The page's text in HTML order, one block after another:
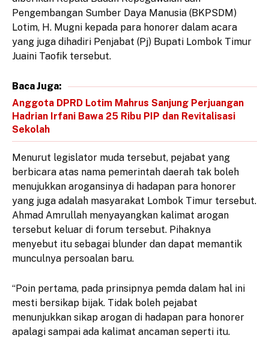
Pengembangan Sumber Daya Manusia (BKPSDM)
Lotim, H. Mugni kepada para honorer dalam acara
yang juga dihadiri Penjabat (Pj) Bupati Lombok Timur
Juaini Taofik tersebut.
Baca Juga:
Anggota DPRD Lotim Mahrus Sanjung Perjuangan
Hadrian Irfani Bawa 25 Ribu PIP dan Revitalisasi
Sekolah
Menurut legislator muda tersebut, pejabat yang
berbicara atas nama pemerintah daerah tak boleh
menujukkan arogansinya di hadapan para honorer
yang juga adalah masyarakat Lombok Timur tersebut.
Ahmad Amrullah menyayangkan kalimat arogan
tersebut keluar di forum tersebut. Pihaknya
menyebut itu sebagai blunder dan dapat memantik
munculnya persoalan baru.
“Poin pertama, pada prinsipnya pemda dalam hal ini
mesti bersikap bijak. Tidak boleh pejabat
menunjukkan sikap arogan di hadapan para honorer
apalagi sampai ada kalimat ancaman seperti itu.